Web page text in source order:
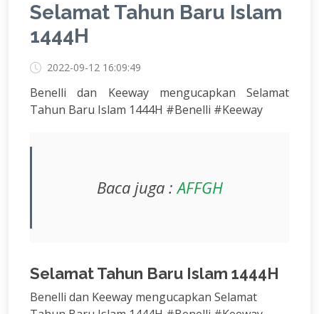
Selamat Tahun Baru Islam
1444H
2022-09-12 16:09:49
Benelli dan Keeway mengucapkan Selamat
Tahun Baru Islam 1444H #Benelli #Keeway
Baca juga :AFFGH
Selamat Tahun Baru Islam 1444H
Benelli dan Keeway mengucapkan Selamat